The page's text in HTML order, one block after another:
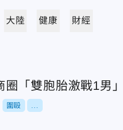
大陸 健康 財經
「雙胞胎激戰1男
圍毆